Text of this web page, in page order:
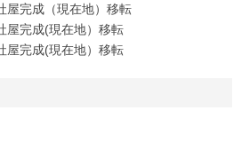
屋完成（現在地）移転
屋完成(現在地）移転
屋完成(現在地）移転